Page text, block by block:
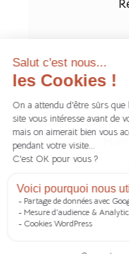
Cet index note